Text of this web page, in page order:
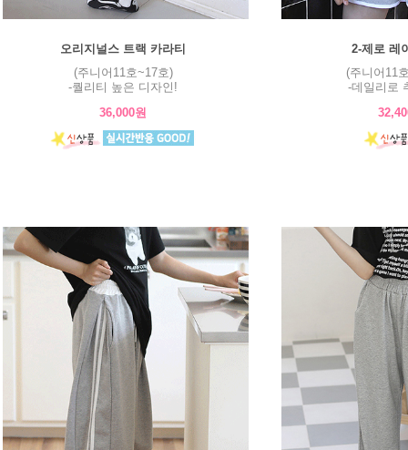
오리지널스 트랙 카라티
(주니어11호~17호)
-퀄리티 높은 디자인!
36,000원
2-제로 레
(주니어11
-데일리로